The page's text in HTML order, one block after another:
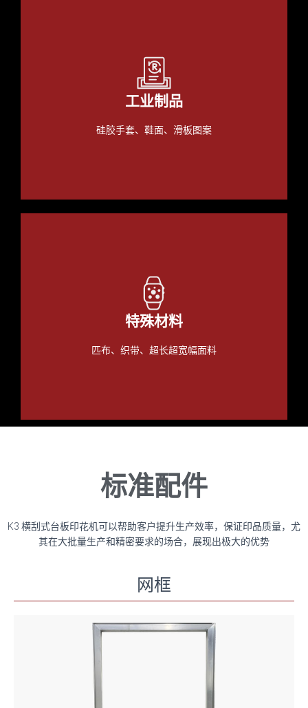
工业制品
硅胶手套、鞋面、滑板图案
特殊材料
匹布、织带、超长超宽幅面料
标准配件
K3 横刮式台板印花机可以帮助客户提升生产效率，保证印品质量，尤
其在大批量生产和精密要求的场合，展现出极大的优势
网框